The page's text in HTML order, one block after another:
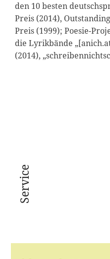
den 10 besten
Preis (2014),
Preis (1999); Poesie-
die Lyrikbände
(2014),
Service